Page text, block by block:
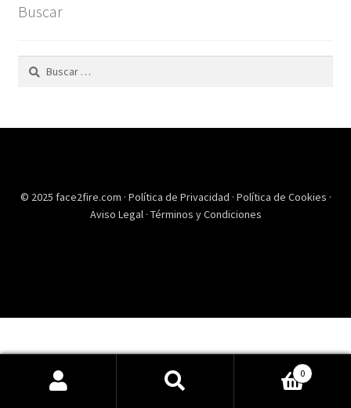
Buscar
Buscar:
© 2025 face2fire.com · Política de Privacidad · Política de Cookies ·
Aviso Legal · Términos y Condiciones
0